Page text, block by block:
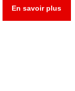
En savoir plus